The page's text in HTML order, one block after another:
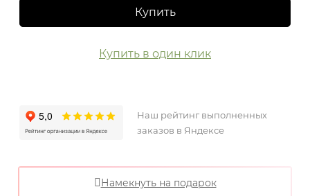
Купить
Купить в один клик
Наш рейтинг выполненных
заказов в Яндексе
Намекнуть на подарок